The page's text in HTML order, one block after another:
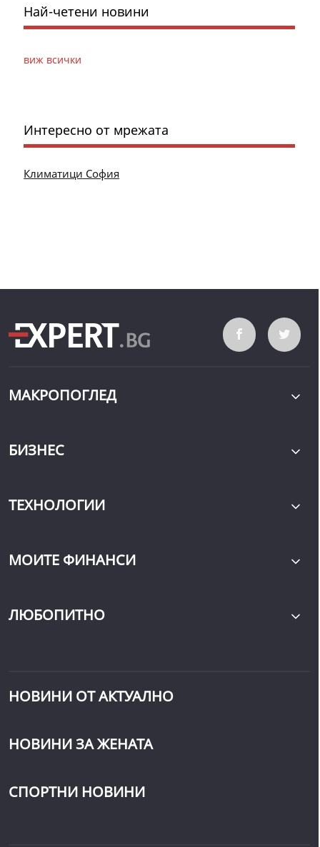
Най-четени новини
виж всички
Интересно от мрежата
Климатици София
МАКРОПОГЛЕД
БИЗНЕС
ТЕХНОЛОГИИ
МОИТЕ ФИНАНСИ
ЛЮБОПИТНО
НОВИНИ ОТ АКТУАЛНО
НОВИНИ ЗА ЖЕНАТА
СПОРТНИ НОВИНИ